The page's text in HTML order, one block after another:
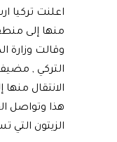
اعلنت تركيا
منها إلى
وقالت وزارة
التركي ,
الانتقال منها
هذا وتواصل
الزيتون